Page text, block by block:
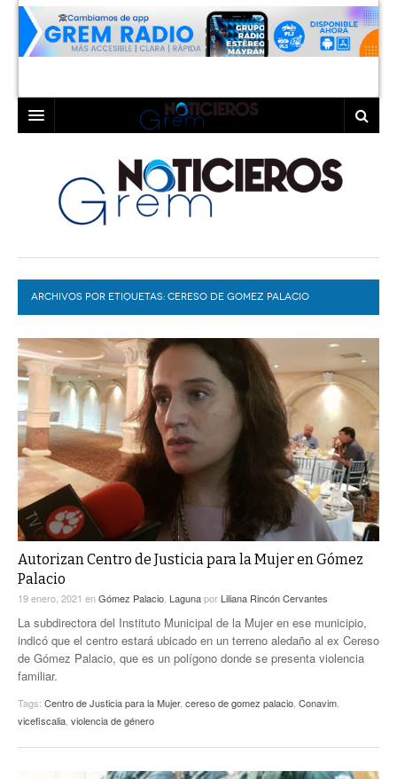
LAGUNA
TORREÓN
GÓMEZ PALACIO
LERDO
COAHUILA
DURANGO
DEPORTES
EXA
EL EXACTO
EXA INFORMA
GLOBO
CONTEXTOS
TRAYECTO LAGUNA
A MEDIA MAÑANA
A TODA LEY
DIÁLOGOS CON LA HISTORIA
TWEETS AND BEATS
LA MEJOR 97.1 ESTÉREO GALLITO
ACTUALIDADES GREM
PULSO
LA MEJOR INFORMACIÓN
COLABORADORES
PC29
ACTUALIDADES GREM
ARCHIVOS POR ETIQUETAS: CERESO DE GOMEZ PALACIO
Autorizan Centro de Justicia para la Mujer en Gómez
Palacio
19 enero, 2021 enGómez Palacio, Lagunapor Liliana Rincón Cervantes
La subdirectora del Instituto Municipal de la Mujer en ese municipio,
indicó que el centro estará ubicado en un terreno aledaño al ex Cereso
de Gómez Palacio, que es un polígono donde se presenta violencia
familiar.
Tags: Centro de Justicia para la Mujer, cereso de gomez palacio, Conavim,
vicefiscalia, violencia de género